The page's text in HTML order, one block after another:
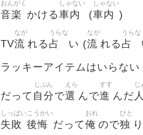
音楽
おんがく
かける車内
しゃない
(車内
しゃない
)
TV流
なが
れる 占
うらな
い (流
なが
れる 占
うらな
ラッキーアイテムはいらな
だって 自分
じぶん
で選
えら
んで進
すす
んだ
じ
失敗
しっぱい
後悔
こうかい
だって俺
おれ
ので独
ひと
り